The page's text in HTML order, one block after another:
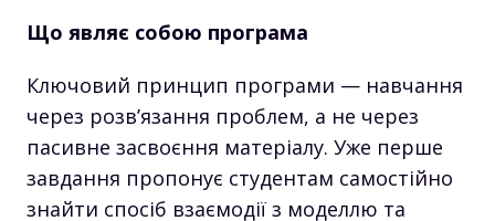
Що являє собою програма
Ключовий принцип програми — навчання
через розв’язання проблем, а не через
пасивне засвоєння матеріалу. Уже перше
завдання пропонує студентам самостійно
знайти спосіб взаємодії з моделлю та